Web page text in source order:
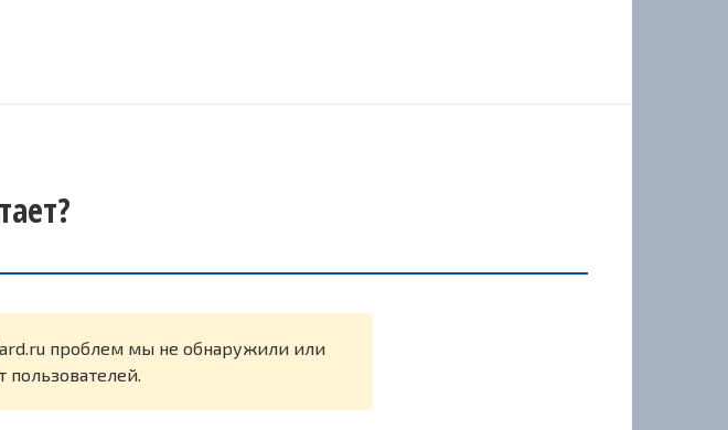
проблем мы не обнаружили или
пользователей.